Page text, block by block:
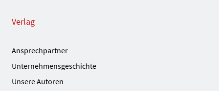
Verlag
Ansprechpartner
Unternehmensgeschichte
Unsere Autoren